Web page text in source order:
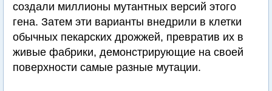
создали миллионы мутантных версий этого
гена. Затем эти варианты внедрили в клетки
обычных пекарских дрожжей, превратив их в
живые фабрики, демонстрирующие на своей
поверхности самые разные мутации.